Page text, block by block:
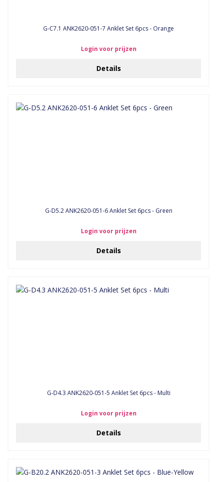
G-C7.1 ANK2620-051-7 Anklet Set 6pcs - Orange
Login voor prijzen
Details
G-D5.2 ANK2620-051-6 Anklet Set 6pcs - Green
Login voor prijzen
Details
G-D4.3 ANK2620-051-5 Anklet Set 6pcs - Multi
Login voor prijzen
Details